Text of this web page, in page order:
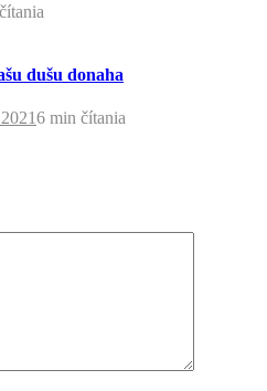
čítania
dušu donaha
6 min čítania